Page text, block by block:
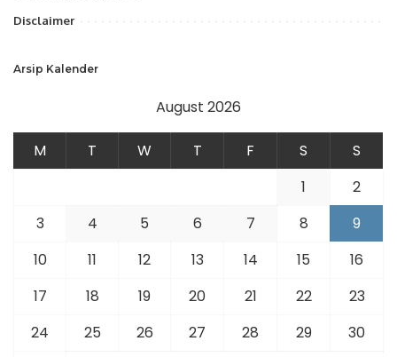
Disclaimer
Arsip Kalender
August 2026
M T W T F S
S
1
2
3
4 5 6 7 8
9
10
11 12 13 14 15
16
17
18 19 20 21 22
23
24
25 26 27 28 29
30